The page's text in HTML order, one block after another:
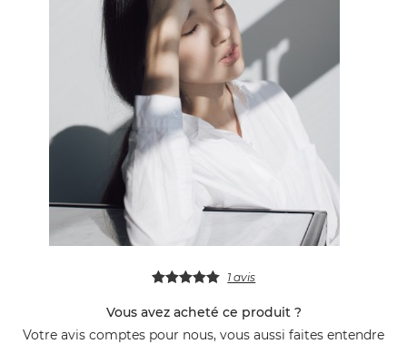
1 avis
Vous avez acheté ce produit ?
Votre avis comptes pour nous, vous aussi faites entendre